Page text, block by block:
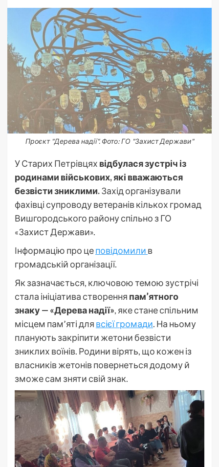
Проєкт "Дерева надії". Фото: ГО "Захист Держави"
У Старих Петрівцях відбулася зустріч із
родинами військових, які вважаються
безвісти зниклими.Захід організували
фахівці супроводу ветеранів кількох громад
Вишгородського району спільно з ГО
«Захист Держави».
Інформацію про цеповідомили в
громадській організації.
Як зазначається, ключовою темою зустрічі
стала ініціатива створення пам’ятного
знаку — «Дерева надії», яке стане спільним
місцем пам’яті для всієї громади. На ньому
планують закріпити жетони безвісти
зниклих воїнів. Родини вірять, що кожен із
власників жетонів повернеться додому й
зможе сам зняти свій знак.